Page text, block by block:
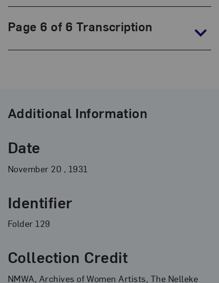
Page 6 of 6 Transcription
Additional Information
Date
November 20 , 1931
Identifier
Folder 129
Collection Credit
NMWA, Archives of Women Artists, The Nelleke